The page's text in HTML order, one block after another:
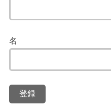
名
登録